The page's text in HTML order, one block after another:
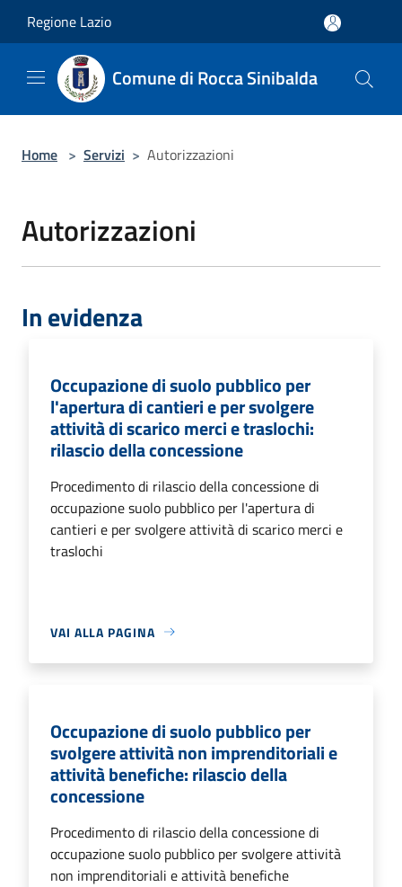
Regione Lazio
Comune di Rocca Sinibalda
Home > Servizi > Autorizzazioni
Autorizzazioni
In evidenza
Occupazione di suolo pubblico per
l'apertura di cantieri e per svolgere
attività di scarico merci e traslochi:
rilascio della concessione
Procedimento di rilascio della concessione di
occupazione suolo pubblico per l'apertura di
cantieri e per svolgere attività di scarico merci e
traslochi
VAI ALLA PAGINA
Occupazione di suolo pubblico per
svolgere attività non imprenditoriali e
attività benefiche: rilascio della
concessione
Procedimento di rilascio della concessione di
occupazione suolo pubblico per svolgere attività
non imprenditoriali e attività benefiche